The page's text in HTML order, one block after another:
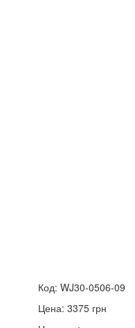
Код: WJ30-0506-09
Цена: 3375 грн